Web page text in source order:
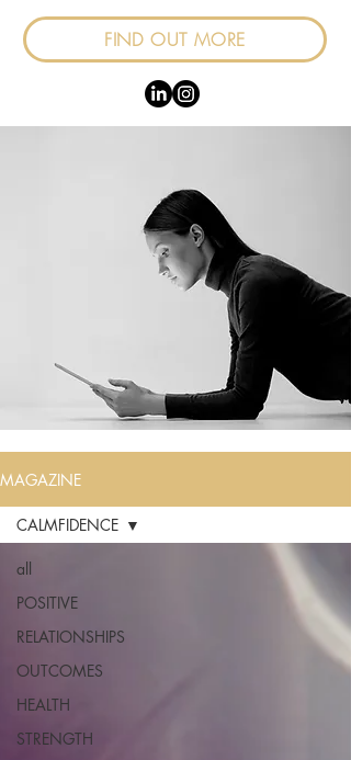
FIND OUT MORE
MAGAZINE
all
POSITIVE
RELATIONSHIPS
OUTCOMES
HEALTH
STRENGTH
CALMFIDENCE